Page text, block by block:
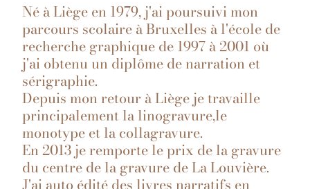
Né à Liège en 1979, j'ai poursuivi mon
parcours scolaire à Bruxelles à l'école de
recherche graphique de 1997 à 2001 où
j'ai obtenu un diplôme de narration et
sérigraphie.
Depuis mon retour à Liège je travaille
principalement la linogravure,le
monotype et la collagravure.
En 2013 je remporte le prix de la gravure
du centre de la gravure de La Louvière.
J'ai auto édité des livres narratifs en